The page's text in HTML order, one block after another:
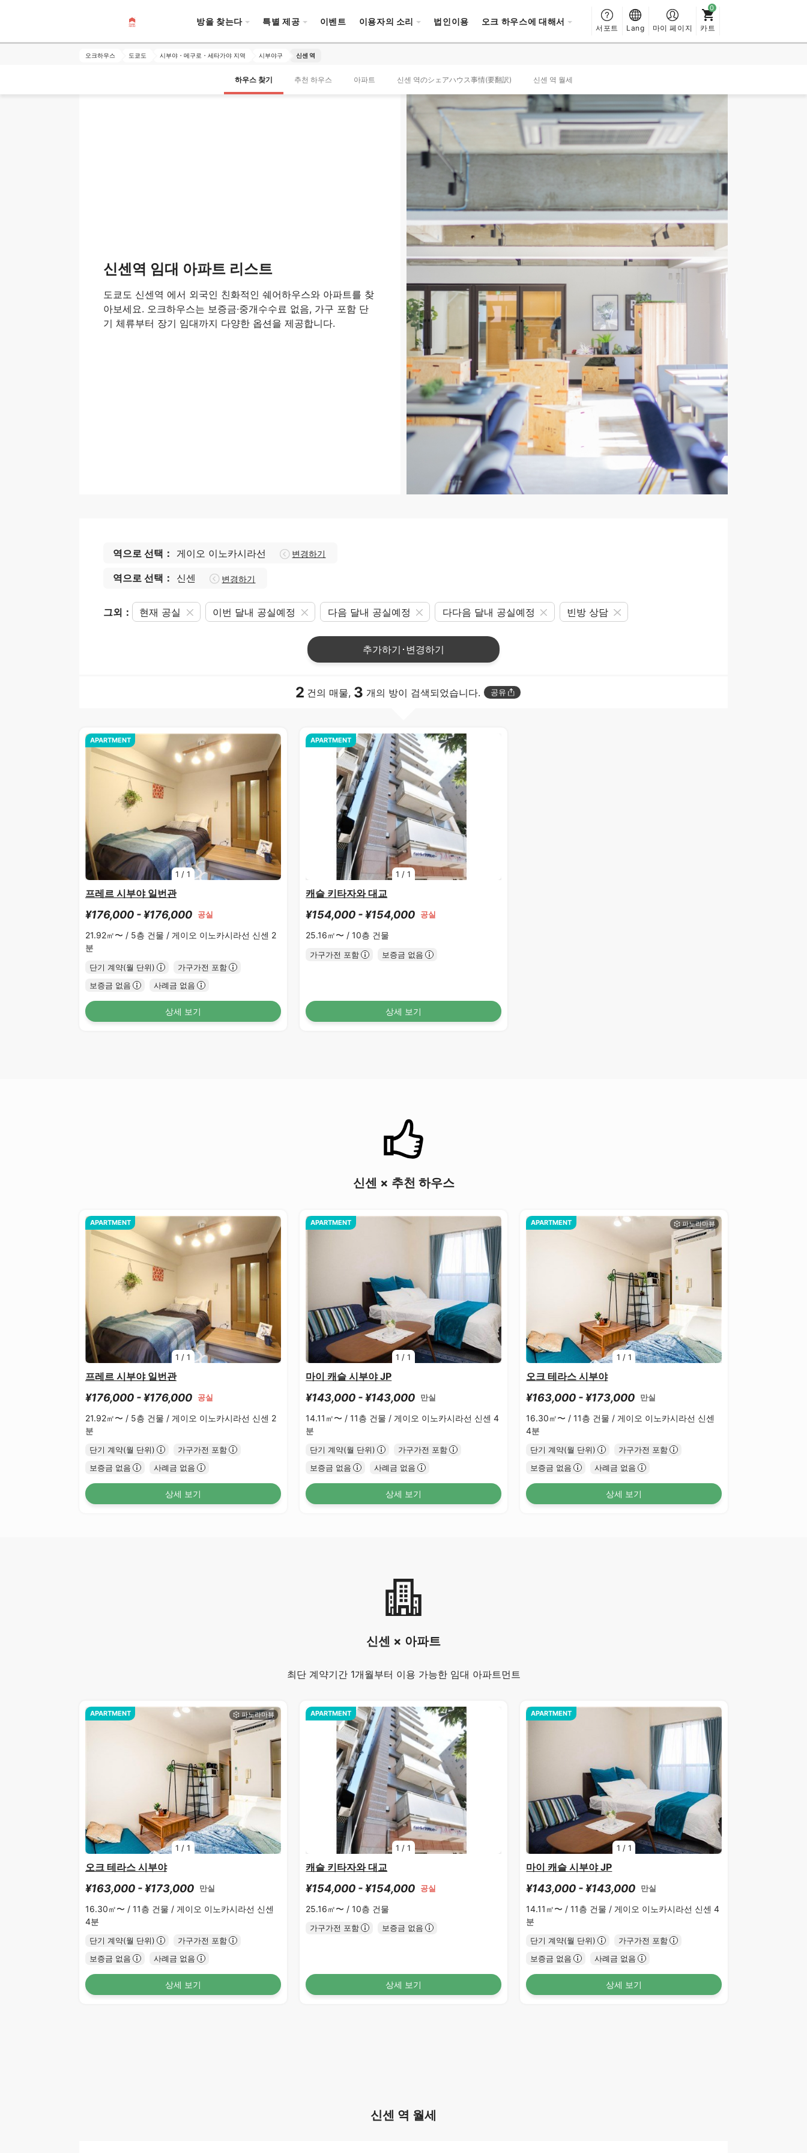
방을 찾는다 특별 제공 이벤트 이용자의 소리 법인이용 오크 하우스에 대해서
서포트 Lang 마이 페이지 카트
오크하우스 도쿄도 시부야・메구로・세타가야 지역 시부야구 신센 역
하우스 찾기 추천 하우스 아파트 신센 역のシェアハウス事情(要翻訳) 신센 역 월세
신센역 임대 아파트 리스트
도쿄도 신센역 에서 외국인 친화적인 쉐어하우스와 아파트를 찾
아보세요. 오크하우스는 보증금·중개수수료 없음, 가구 포함 단
기 체류부터 장기 임대까지 다양한 옵션을 제공합니다.
역으로 선택： 게이오 이노카시라선 변경하기
역으로 선택： 신센 변경하기
그외： 현재 공실 이번 달내 공실예정 다음 달내 공실예정 다다음 달내 공실예정 빈방 상담
추가하기･변경하기
2 건의 매물, 3 개의 방이 검색되었습니다. 공유
1 /1
APARTMENT
프레르 시부야 일번관
¥176,000 - ¥176,000 공실
21.92㎡〜 / 5층 건물 / 게이오 이노카시라선 신센 2
분
단기 계약(월 단위)
가구가전 포함
보증금 없음
사례금 없음
상세 보기
1 /1
APARTMENT
캐슬 키타자와 대교
¥154,000 - ¥154,000 공실
25.16㎡〜 /10층 건물
가구가전 포함 보증금 없음
상세 보기
신센 × 추천 하우스
1 /1
APARTMENT
프레르 시부야 일번관
¥176,000 - ¥176,000 공실
21.92㎡〜 / 5층 건물 / 게이오 이노카시라선 신센 2
분
단기 계약(월 단위)
가구가전 포함
보증금 없음
사례금 없음
상세 보기
1 /1
APARTMENT
마이 캐슬 시부야 JP
¥143,000 - ¥143,000 만실
14.11㎡〜 /11층 건물 / 게이오 이노카시라선 신센 4
분
단기 계약(월 단위)
가구가전 포함
보증금 없음
사례금 없음
상세 보기
1 / 1
APARTMENT
오크 테라스 시부야
¥163,000 - ¥173,000 만실
16.30㎡〜 /11층 건물 / 게이오 이노카시라선 신센
4분
단기 계약(월 단위)
가구가전 포함
보증금 없음
사례금 없음
상세 보기
신센 × 아파트
최단 계약기간 1개월부터 이용 가능한 임대 아파트먼트
1 /1
APARTMENT
오크 테라스 시부야
¥163,000 - ¥173,000 만실
16.30㎡〜 / 11층 건물 / 게이오 이노카시라선 신센
4분
단기 계약(월 단위)
가구가전 포함
보증금 없음
사례금 없음
상세 보기
1 /1
APARTMENT
캐슬 키타자와 대교
¥154,000 - ¥154,000 공실
25.16㎡〜 /10층 건물
가구가전 포함 보증금 없음
상세 보기
1 / 1
APARTMENT
마이 캐슬 시부야 JP
¥143,000 - ¥143,000 만실
14.11㎡〜 /11층 건물 / 게이오 이노카시라선 신센 4
분
단기 계약(월 단위)
가구가전 포함
보증금 없음
사례금 없음
상세 보기
신센 역 월세